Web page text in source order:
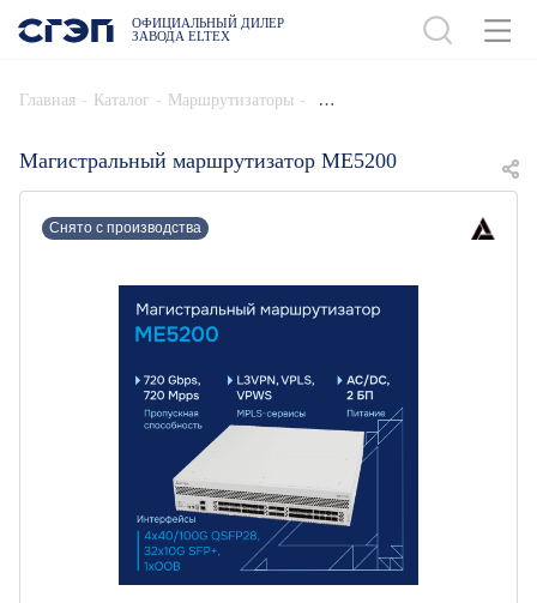
ОФИЦИАЛЬНЫЙ ДИЛЕР
ЗАВОДА ELTEX
Главная - Каталог - Маршрутизаторы -
Магистральный маршрутизатор ME5200
Снято с производства